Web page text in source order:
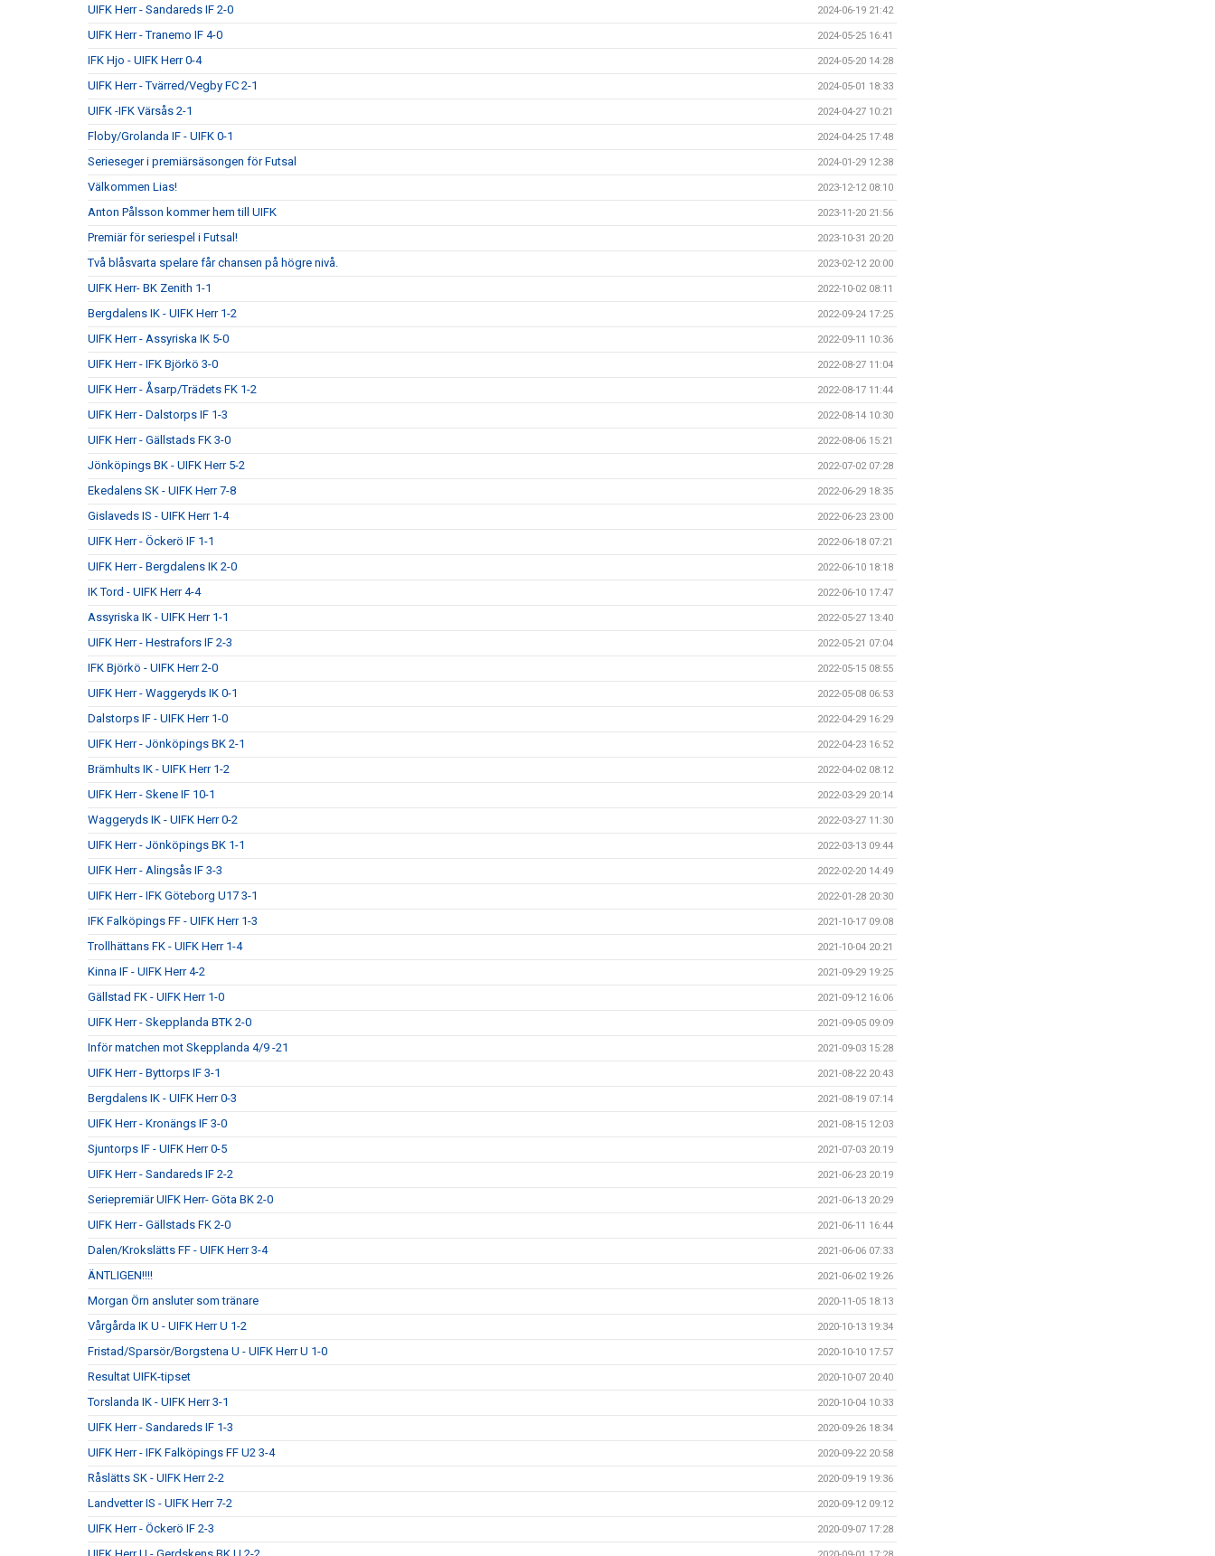
UIFK Herr - Sandareds IF 2-0 2024-06-19 21:42
UIFK Herr - Tranemo IF 4-0 2024-05-25 16:41
IFK Hjo - UIFK Herr 0-4 2024-05-20 14:28
UIFK Herr - Tvärred/Vegby FC 2-1 2024-05-01 18:33
UIFK -IFK Värsås 2-1 2024-04-27 10:21
Floby/Grolanda IF - UIFK 0-1 2024-04-25 17:48
Serieseger i premiärsäsongen för Futsal 2024-01-29 12:38
Välkommen Lias! 2023-12-12 08:10
Anton Pålsson kommer hem till UIFK 2023-11-20 21:56
Premiär för seriespel i Futsal! 2023-10-31 20:20
Två blåsvarta spelare får chansen på högre nivå. 2023-02-12 20:00
UIFK Herr- BK Zenith 1-1 2022-10-02 08:11
Bergdalens IK - UIFK Herr 1-2 2022-09-24 17:25
UIFK Herr - Assyriska IK 5-0 2022-09-11 10:36
UIFK Herr - IFK Björkö 3-0 2022-08-27 11:04
UIFK Herr - Åsarp/Trädets FK 1-2 2022-08-17 11:44
UIFK Herr - Dalstorps IF 1-3 2022-08-14 10:30
UIFK Herr - Gällstads FK 3-0 2022-08-06 15:21
Jönköpings BK - UIFK Herr 5-2 2022-07-02 07:28
Ekedalens SK - UIFK Herr 7-8 2022-06-29 18:35
Gislaveds IS - UIFK Herr 1-4 2022-06-23 23:00
UIFK Herr - Öckerö IF 1-1 2022-06-18 07:21
UIFK Herr - Bergdalens IK 2-0 2022-06-10 18:18
IK Tord - UIFK Herr 4-4 2022-06-10 17:47
Assyriska IK - UIFK Herr 1-1 2022-05-27 13:40
UIFK Herr - Hestrafors IF 2-3 2022-05-21 07:04
IFK Björkö - UIFK Herr 2-0 2022-05-15 08:55
UIFK Herr - Waggeryds IK 0-1 2022-05-08 06:53
Dalstorps IF - UIFK Herr 1-0 2022-04-29 16:29
UIFK Herr - Jönköpings BK 2-1 2022-04-23 16:52
Brämhults IK - UIFK Herr 1-2 2022-04-02 08:12
UIFK Herr - Skene IF 10-1 2022-03-29 20:14
Waggeryds IK - UIFK Herr 0-2 2022-03-27 11:30
UIFK Herr - Jönköpings BK 1-1 2022-03-13 09:44
UIFK Herr - Alingsås IF 3-3 2022-02-20 14:49
UIFK Herr - IFK Göteborg U17 3-1 2022-01-28 20:30
IFK Falköpings FF - UIFK Herr 1-3 2021-10-17 09:08
Trollhättans FK - UIFK Herr 1-4 2021-10-04 20:21
Kinna IF - UIFK Herr 4-2 2021-09-29 19:25
Gällstad FK - UIFK Herr 1-0 2021-09-12 16:06
UIFK Herr - Skepplanda BTK 2-0 2021-09-05 09:09
Inför matchen mot Skepplanda 4/9 -21 2021-09-03 15:28
UIFK Herr - Byttorps IF 3-1 2021-08-22 20:43
Bergdalens IK - UIFK Herr 0-3 2021-08-19 07:14
UIFK Herr - Kronängs IF 3-0 2021-08-15 12:03
Sjuntorps IF - UIFK Herr 0-5 2021-07-03 20:19
UIFK Herr - Sandareds IF 2-2 2021-06-23 20:19
Seriepremiär UIFK Herr- Göta BK 2-0 2021-06-13 20:29
UIFK Herr - Gällstads FK 2-0 2021-06-11 16:44
Dalen/Krokslätts FF - UIFK Herr 3-4 2021-06-06 07:33
ÄNTLIGEN!!!! 2021-06-02 19:26
Morgan Örn ansluter som tränare 2020-11-05 18:13
Vårgårda IK U - UIFK Herr U 1-2 2020-10-13 19:34
Fristad/Sparsör/Borgstena U - UIFK Herr U 1-0 2020-10-10 17:57
Resultat UIFK-tipset 2020-10-07 20:40
Torslanda IK - UIFK Herr 3-1 2020-10-04 10:33
UIFK Herr - Sandareds IF 1-3 2020-09-26 18:34
UIFK Herr - IFK Falköpings FF U2 3-4 2020-09-22 20:58
Råslätts SK - UIFK Herr 2-2 2020-09-19 19:36
Landvetter IS - UIFK Herr 7-2 2020-09-12 09:12
UIFK Herr - Öckerö IF 2-3 2020-09-07 17:28